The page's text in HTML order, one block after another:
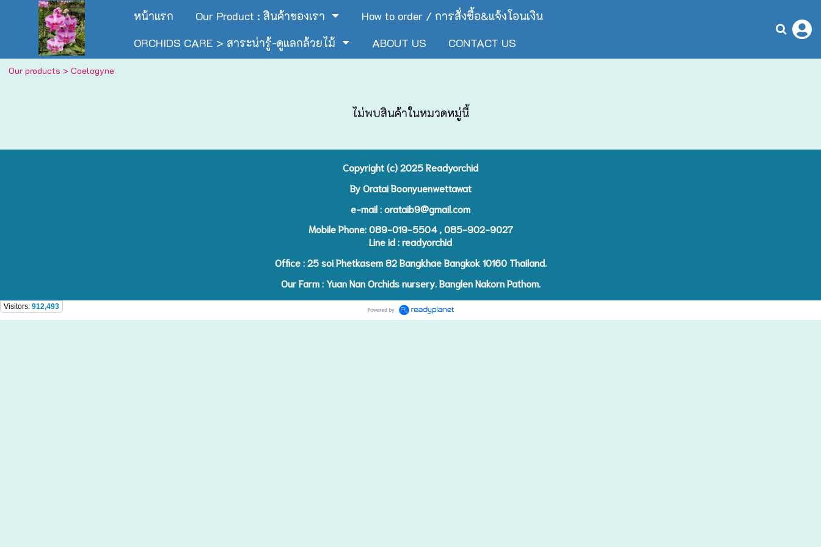
หน้าแรก Our Product : สินค้าของเรา
How to order / การสั่งซื้อ&แจ้งโอนเงิน
ORCHIDS CARE > สาระน่ารู้-ดูแลกล้วยไม้
ABOUT US CONTACT US
Our products > Coelogyne
ไม่พบสินค้าในหมวดหมู่นี้
Copyright (c) 2025 Readyorchid
By Oratai Boonyuenwettawat
e-mail :orataib9@gmail.com
Mobile Phone: 089-019-5504 , 085-902-9027
Line id : readyorchid
Office : 25 soi Phetkasem 82 Bangkhae Bangkok 10160 Thailand.
Our Farm : Yuan Nan Orchids nursery. Banglen Nakorn Pathom.
Visitors: 912,493